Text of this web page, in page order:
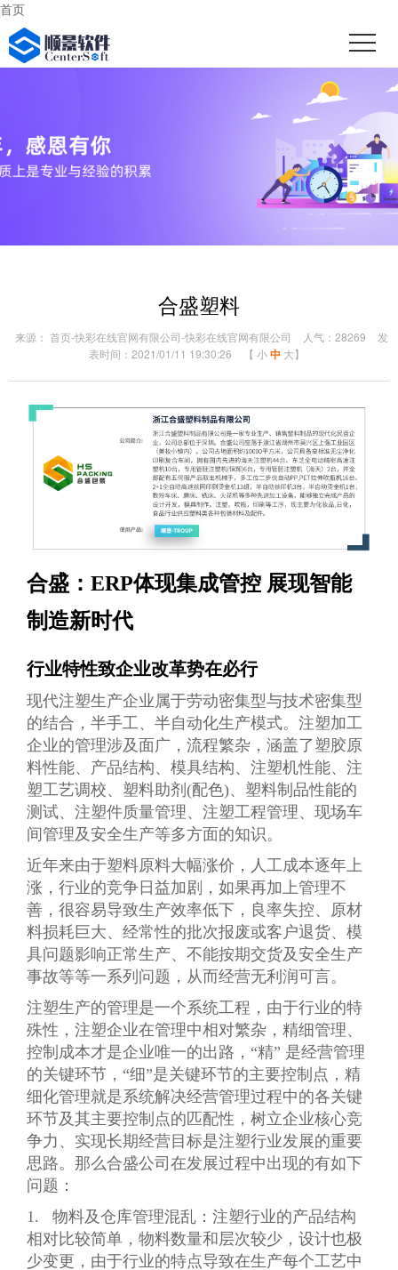
首页
合盛塑料
来源： 首页-快彩在线官网有限公司-快彩在线官网有限公司 人气：28269
发
表时间：2021/01/11 19:30:26
【 小中 大】
合盛：ERP体现集成管控 展现智能
制造新时代
行业特性致企业改革势在必行
现代注塑生产企业属于劳动密集型与技术密集型
的结合，半手工、半自动化生产模式。注塑加工
企业的管理涉及面广，流程繁杂，涵盖了塑胶原
料性能、产品结构、模具结构、注塑机性能、注
塑工艺调校、塑料助剂(配色)、塑料制品性能的
测试、注塑件质量管理、注塑工程管理、现场车
间管理及安全生产等多方面的知识。
近年来由于塑料原料大幅涨价，人工成本逐年上
涨，行业的竞争日益加剧，如果再加上管理不
善，很容易导致生产效率低下，良率失控、原材
料损耗巨大、经常性的批次报废或客户退货、模
具问题影响正常生产、不能按期交货及安全生产
事故等等一系列问题，从而经营无利润可言。
注塑生产的管理是一个系统工程，由于行业的特
殊性，注塑企业在管理中相对繁杂，精细管理、
控制成本才是企业唯一的出路，“精” 是经营管理
的关键环节，“细”是关键环节的主要控制点，精
细化管理就是系统解决经营管理过程中的各关键
环节及其主要控制点的匹配性，树立企业核心竞
争力、实现长期经营目标是注塑行业发展的重要
思路。那么合盛公司在发展过程中出现的有如下
问题：
1. 物料及仓库管理混乱：注塑行业的产品结构
相对比较简单，物料数量和层次较少，设计也极
少变更，由于行业的特点导致在生产每个工艺中